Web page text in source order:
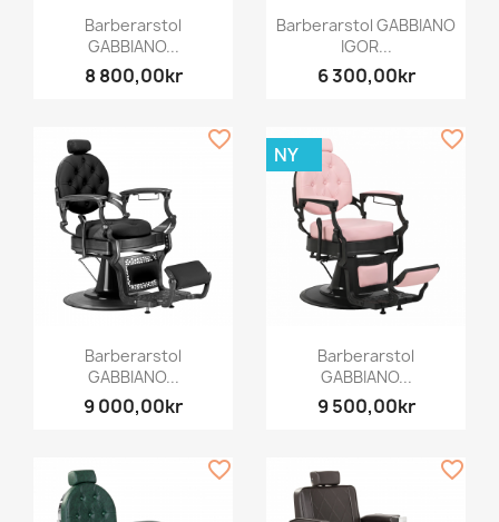
Barberarstol
GABBIANO...
8 800,00kr
Barberarstol GABBIANO
IGOR...
6 300,00kr
Barberarstol
GABBIANO...
9 000,00kr
favorite_border
Barberarstol
GABBIANO...
9 500,00kr
NY
favorite_border
favorite_border favorite_border